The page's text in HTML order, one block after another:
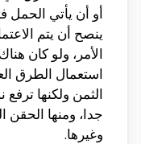
أو أن يأتي الحمل
ينصح أن يتم
الأمر، ولو كان
استعمال الطرق
الثمن ولكنها
جدا، ومنها الحقن
وغيرها.